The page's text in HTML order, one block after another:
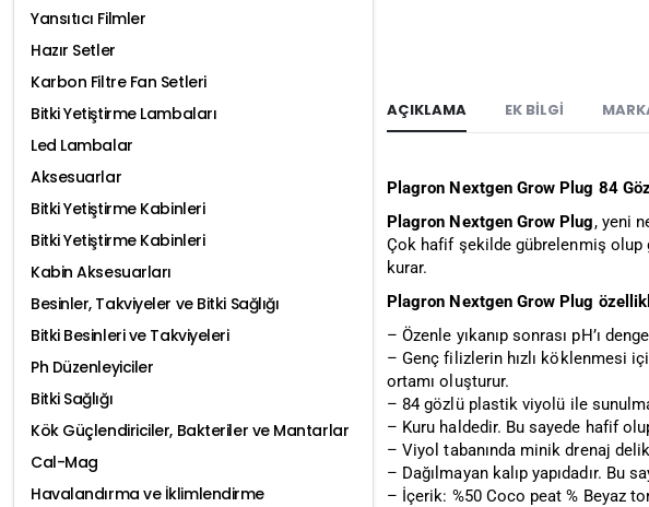
AÇIKLAMA EK BILGI
Plagron Nextgen Grow Plug 84
Plagron Nextgen Grow Plug, yeni
Çok hafif şekilde gübrelenmiş olup
kurar.
Plagron Nextgen Grow Plug
– Özenle yıkanıp sonrası pH’ı
– Genç filizlerin hızlı köklenmesi
ortamı oluşturur.
– 84 gözlü plastik viyolü ile
– Kuru haldedir. Bu sayede hafif
– Viyol tabanında minik drenaj
– Dağılmayan kalıp yapıdadır. Bu
– İçerik: %50 Coco peat % Beyaz
Yansıtıcı Filmler
Hazır Setler
Karbon Filtre Fan Setleri
Bitki Yetiştirme Lambaları
Led Lambalar
Aksesuarlar
Bitki Yetiştirme Kabinleri
Bitki Yetiştirme Kabinleri
Kabin Aksesuarları
Besinler, Takviyeler ve Bitki Sağlığı
Bitki Besinleri ve Takviyeleri
Ph Düzenleyiciler
Bitki Sağlığı
Kök Güçlendiriciler, Bakteriler ve Mantarlar
Cal-Mag
Havalandırma ve İklimlendirme